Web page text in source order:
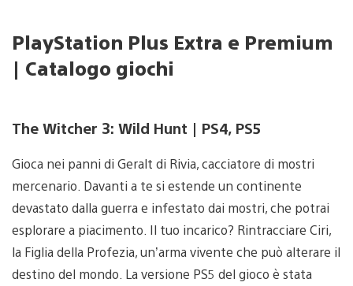
PlayStation Plus Extra e Premium
| Catalogo giochi
The Witcher 3: Wild Hunt | PS4, PS5
Gioca nei panni di Geralt di Rivia, cacciatore di mostri
mercenario. Davanti a te si estende un continente
devastato dalla guerra e infestato dai mostri, che potrai
esplorare a piacimento. Il tuo incarico? Rintracciare Ciri,
la Figlia della Profezia, un’arma vivente che può alterare il
destino del mondo. La versione PS5 del gioco è stata